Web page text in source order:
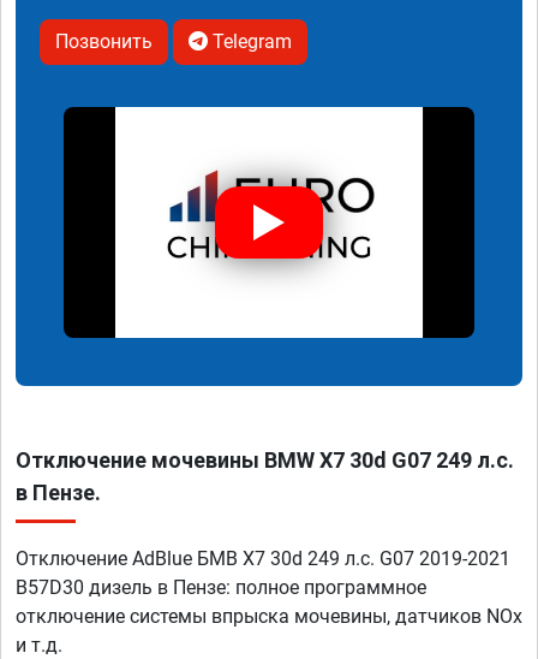
Позвонить Telegram
Отключение мочевины BMW X7 30d G07 249 л.с.
в Пензе.
Отключение AdBlue БМВ X7 30d 249 л.с. G07 2019-2021
B57D30 дизель в Пензе: полное программное
отключение системы впрыска мочевины, датчиков NOx
и т.д.